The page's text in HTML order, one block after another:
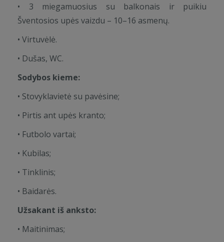
• 3 miegamuosius su balkonais ir puikiu
Šventosios upės vaizdu – 10–16 asmenų.
• Virtuvėlė.
• Dušas, WC.
Sodybos kieme:
• Stovyklavietė su pavėsine;
• Pirtis ant upės kranto;
• Futbolo vartai;
• Kubilas;
• Tinklinis;
• Baidarės.
Užsakant iš anksto:
• Maitinimas;